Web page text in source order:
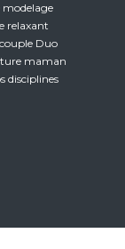
modelage
relaxant
Duo
maman
disciplines